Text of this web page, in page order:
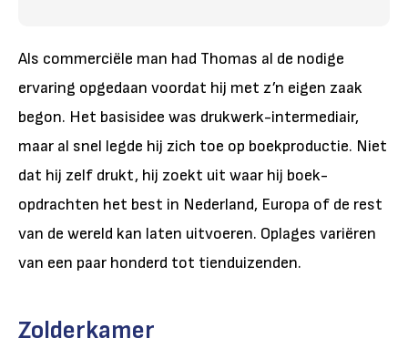
Als commerciële man had Thomas al de nodige
ervaring opgedaan voordat hij met z’n eigen zaak
begon. Het basisidee was drukwerk-intermediair,
maar al snel legde hij zich toe op boekproductie. Niet
dat hij zelf drukt, hij zoekt uit waar hij boek-
opdrachten het best in Nederland, Europa of de rest
van de wereld kan laten uitvoeren. Oplages variëren
van een paar honderd tot tienduizenden.
Zolderkamer